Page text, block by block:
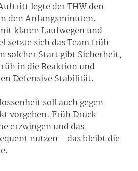
legte der THW den
den Anfangsminuten.
klaren Laufwegen und
setzte sich das Team früh
solcher Start gibt Sicherheit,
in die Reaktion und
Defensive Stabilität.
soll auch gegen
vorgeben. Früh Druck
erzwingen und das
nutzen – das bleibt die